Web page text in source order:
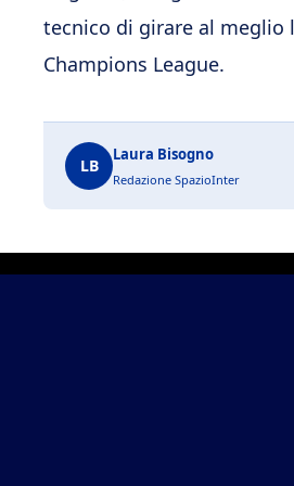
tecnico di girare al meglio
Champions League.
LB
Laura Bisogno
Redazione SpazioInter